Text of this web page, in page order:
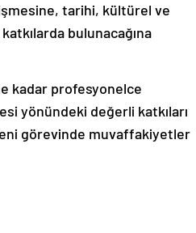
tarihi, kültürel ve
bulunacağına
kadar profesyonelce
yönündeki değerli katkıları
görevinde muvaffakiyetler